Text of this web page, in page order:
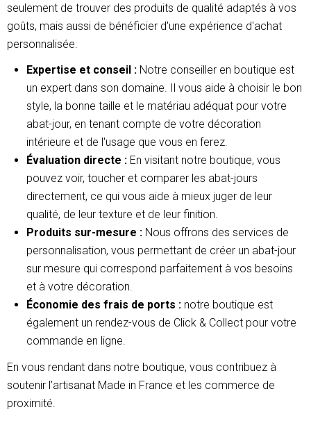
seulement de trouver des produits de qualité adaptés à vos
goûts, mais aussi de bénéficier d'une expérience d'achat
personnalisée.
Expertise et conseil : Notre conseiller en boutique est
un expert dans son domaine. Il vous aide à choisir le bon
style, la bonne taille et le matériau adéquat pour votre
abat-jour, en tenant compte de votre décoration
intérieure et de l'usage que vous en ferez.
Évaluation directe : En visitant notre boutique, vous
pouvez voir, toucher et comparer les abat-jours
directement, ce qui vous aide à mieux juger de leur
qualité, de leur texture et de leur finition.
Produits sur-mesure : Nous offrons des services de
personnalisation, vous permettant de créer un abat-jour
sur mesure qui correspond parfaitement à vos besoins
et à votre décoration.
Économie des frais de ports : notre boutique est
également un rendez-vous de Click & Collect pour votre
commande en ligne.
En vous rendant dans notre boutique, vous contribuez à
soutenir l’artisanat Made in France et les commerce de
proximité.